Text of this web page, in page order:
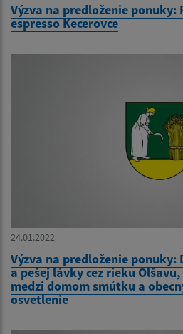
Výzva na predloženie
espresso Kecerovce
24.01.2022
Výzva na predloženie
a pešej lávky cez rieku
medzi domom smútku a
osvetlenie